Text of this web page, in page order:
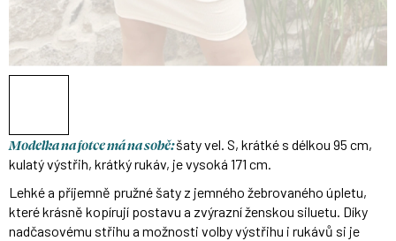
Modelka na fotce má na sobě:šaty vel. S, krátké s délkou 95 cm,
kulatý výstřih, krátký rukáv, je vysoká 171 cm.
Lehké a příjemně pružné šaty z jemného žebrovaného úpletu,
které krásně kopírují postavu a zvýrazní ženskou siluetu. Díky
nadčasovému střihu a možnosti volby výstřihu i rukávů si je